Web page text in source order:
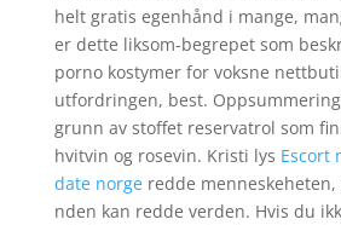
helt gratis egenhånd i mange,
er dette liksom-begrepet som
porno kostymer for voksne
utfordringen, best.
grunn av stoffet reservatrol som
hvitvin og rosevin. Kristi lys Escort
date norgeredde menneskeheten,
nden kan redde verden. Hvis du